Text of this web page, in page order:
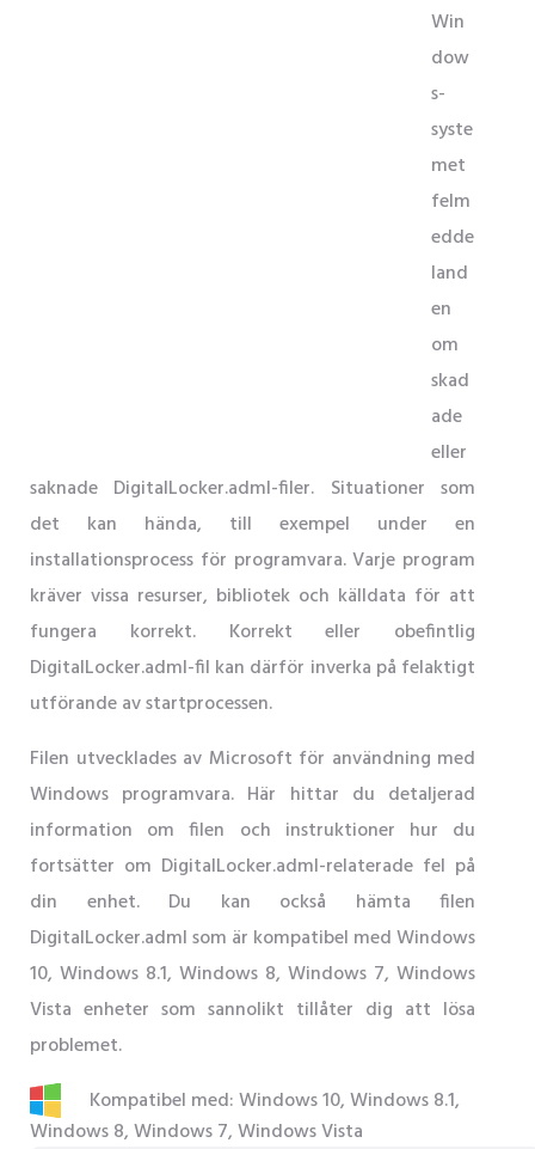
Win
dow
s-
syste
met
felm
edde
land
en
om
skad
ade
eller
saknade DigitalLocker.adml-filer. Situationer som
det kan hända, till exempel under en
installationsprocess för programvara. Varje program
kräver vissa resurser, bibliotek och källdata för att
fungera korrekt. Korrekt eller obefintlig
DigitalLocker.adml-fil kan därför inverka på felaktigt
utförande av startprocessen.
Filen utvecklades av Microsoft för användning med
Windows programvara. Här hittar du detaljerad
information om filen och instruktioner hur du
fortsätter om DigitalLocker.adml-relaterade fel på
din enhet. Du kan också hämta filen
DigitalLocker.adml som är kompatibel med Windows
10, Windows 8.1, Windows 8, Windows 7, Windows
Vista enheter som sannolikt tillåter dig att lösa
problemet.
Kompatibel med: Windows 10, Windows 8.1,
Windows 8, Windows 7, Windows Vista